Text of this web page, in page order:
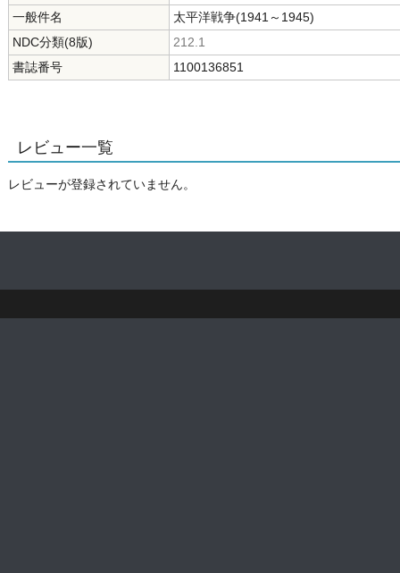
一般件名
太平洋戦争(1941～1945)
NDC分類(8版)
212.1
書誌番号
1100136851
レビュー一覧
レビューが登録されていません。